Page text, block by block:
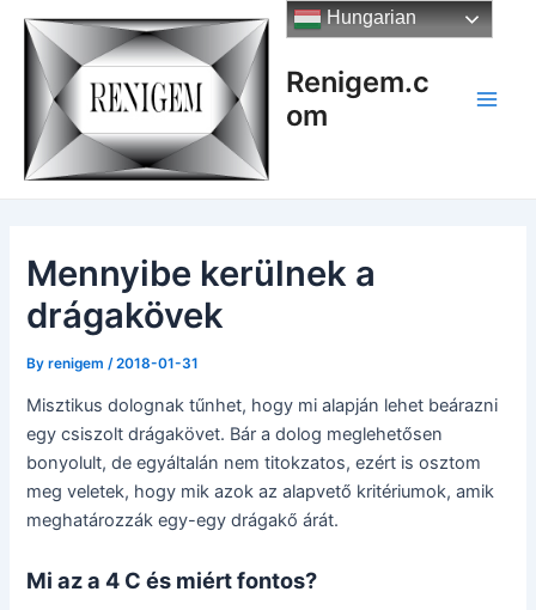
Skip
content
Renigem.c
om
Mennyibe kerülnek a
drágakövek
Byrenigem /2018-01-31
Misztikus dolognak tűnhet, hogy mi alapján lehet beárazni
egy csiszolt drágakövet. Bár a dolog meglehetősen
bonyolult, de egyáltalán nem titokzatos, ezért is osztom
meg veletek, hogy mik azok az alapvető kritériumok, amik
meghatározzák egy-egy drágakő árát.
Mi az a 4 C és miért fontos?
Hungarian